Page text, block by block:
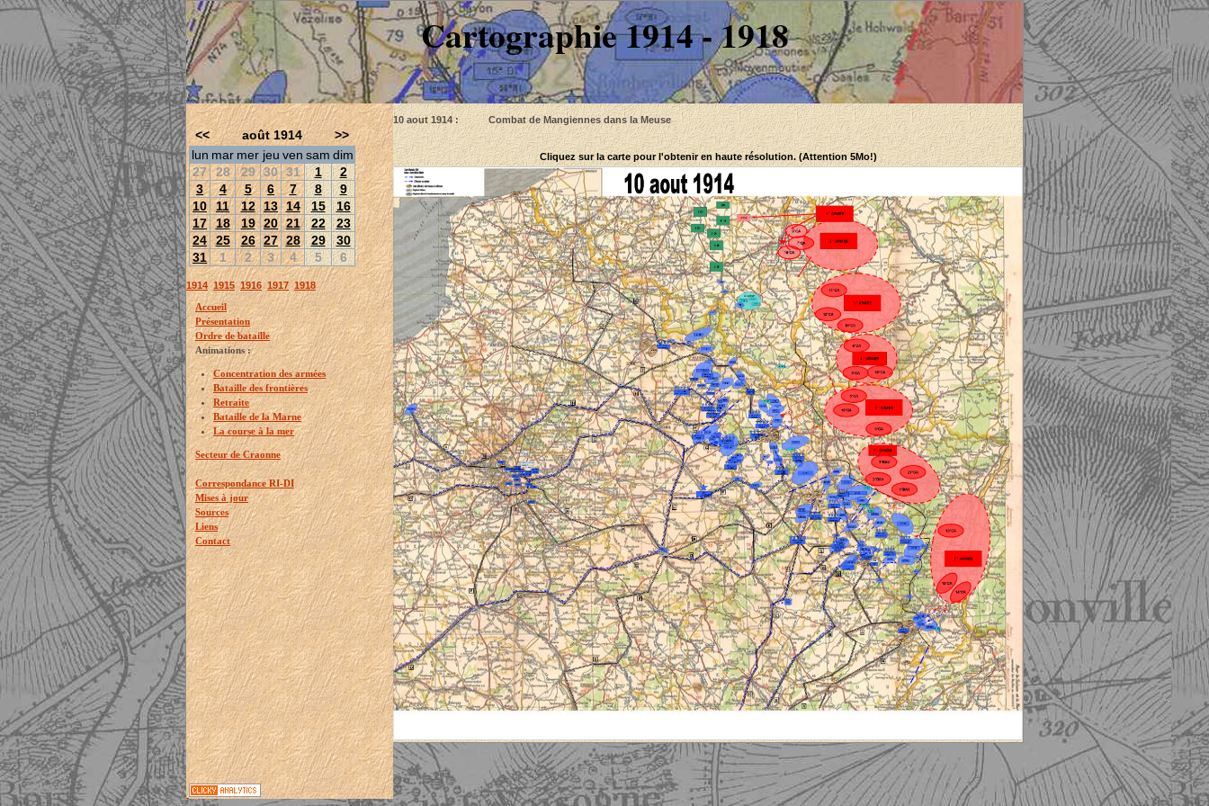
Cartographie 1914 - 1918
<< août 1914
>>
lun mar mer jeu ven sam dim
27 28 29 30 31 1
2
3
4 5 6 7 8
9
10
11 12 13 14 15
16
17 18 19 20 21 22
23
24 25 26 27 28 29
30
31
1 2 3 4 5 6
1914 1915 1916 1917 1918
Accueil
Présentation
Ordre de bataille
Animations :
Concentration des armées
Bataille des frontières
Retraite
Bataille de la Marne
La course à la mer
Secteur de Craonne
Correspondance RI-DI
Mises à jour
Sources
Liens
Contact
10 aout 1914 : Combat de Mangiennes dans la Meuse
Cliquez sur la carte pour l'obtenir en haute résolution. (Attention 5Mo!)